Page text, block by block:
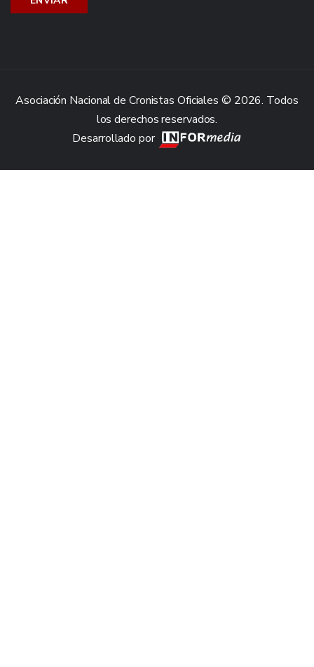
Asociación Nacional de Cronistas Oficiales © 2026. Todos
los derechos reservados.
Desarrollado por